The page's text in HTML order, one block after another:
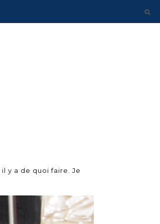
il y a de quoi faire. Je